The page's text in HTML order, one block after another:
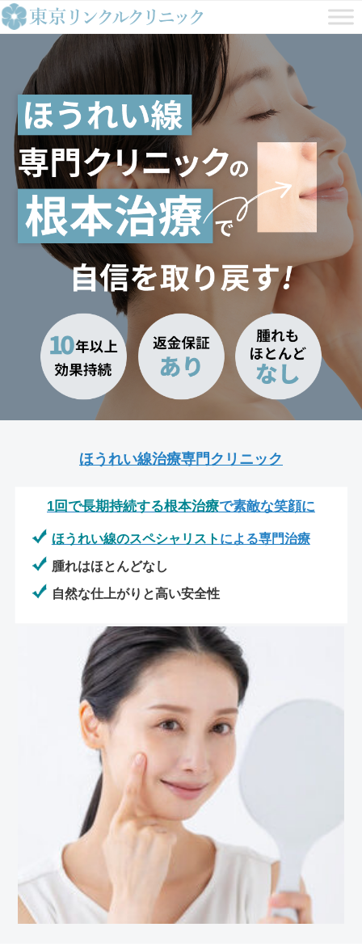
ほうれい線治療専門クリニック
1回で長期持続する根本治療で素敵な笑顔に
ほうれい線のスペシャリスト による専門治療
腫れはほとんどなし
自然な仕上がりと高い安全性